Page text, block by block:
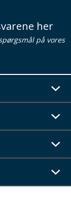
her
på vores